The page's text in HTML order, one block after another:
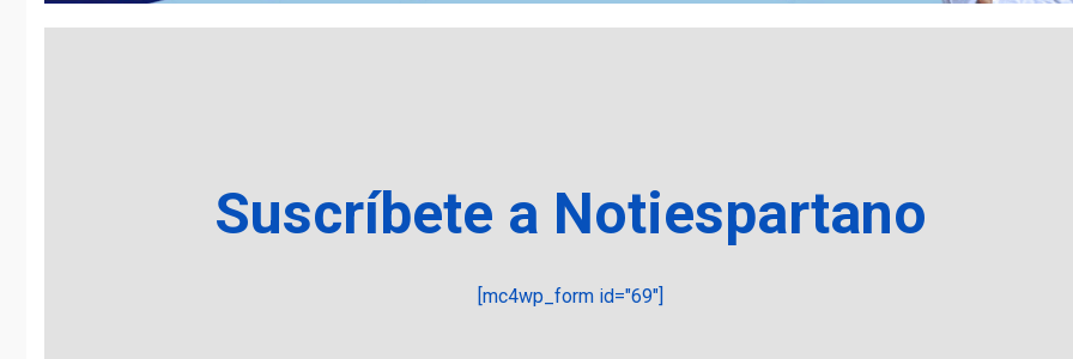
Suscríbete a Notiespartano
[mc4wp_form id="69"]